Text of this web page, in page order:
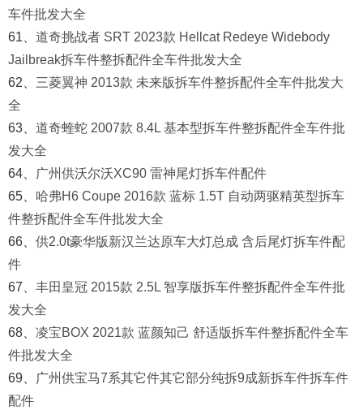
车件批发大全
61、 道奇挑战者 SRT 2023款 Hellcat Redeye Widebody
Jailbreak拆车件整拆配件全车件批发大全
62、 三菱翼神 2013款 未来版拆车件整拆配件全车件批发大
全
63、 道奇蝰蛇 2007款 8.4L 基本型拆车件整拆配件全车件批
发大全
64、
广州供沃尔沃XC90 雷神尾灯拆车件配件
65、 哈弗H6 Coupe 2016款 蓝标 1.5T 自动两驱精英型拆车
件整拆配件全车件批发大全
66、 供2.0t豪华版新汉兰达原车大灯总成 含后尾灯拆车件配
件
67、 丰田皇冠 2015款 2.5L 智享版拆车件整拆配件全车件批
发大全
68、 凌宝BOX 2021款 蓝颜知己 舒适版拆车件整拆配件全车
件批发大全
69、
广州供宝马7系其它件其它部分纯拆9成新拆车件拆车件
配件